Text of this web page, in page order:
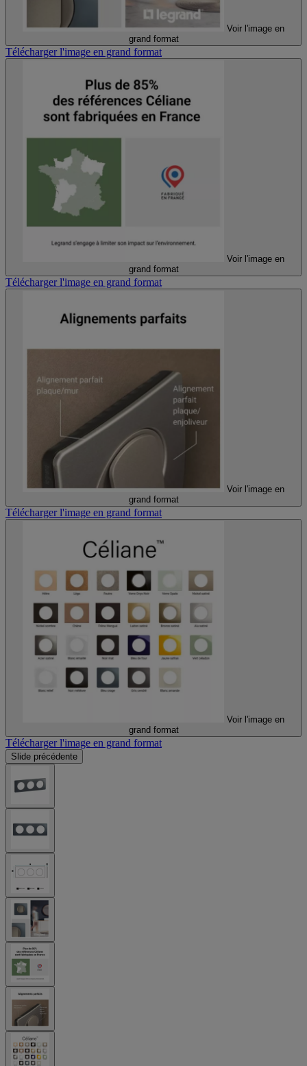
Voir l'image en
grand format
Télécharger l'image en grand format
Voir l'image en
grand format
Télécharger l'image en grand format
Voir l'image en
grand format
Télécharger l'image en grand format
Voir l'image en
grand format
Télécharger l'image en grand format
Slide précédente